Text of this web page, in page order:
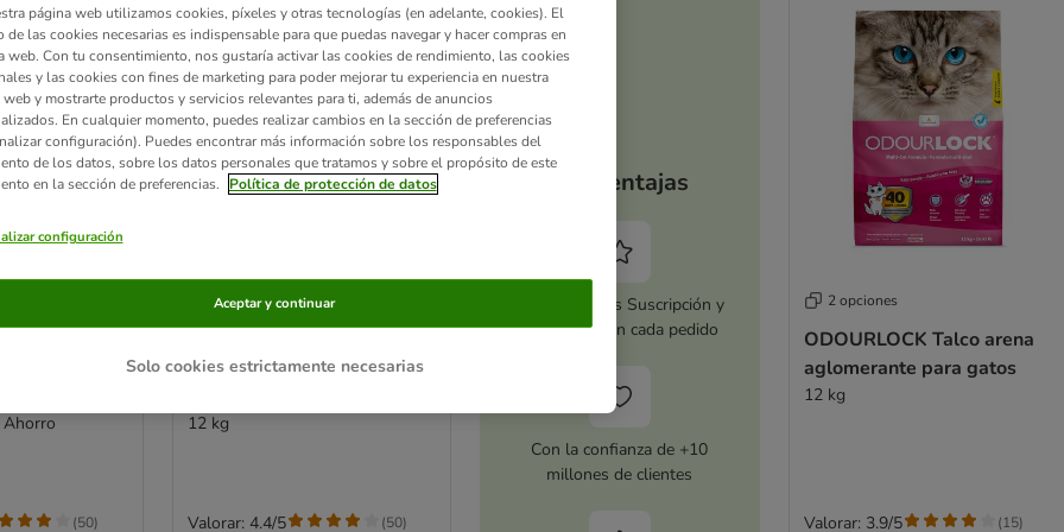
perfume
para
(50)
2 opciones
arena aglomerante para
12 kg
Valorar: 4.4/5 (50)
Tus ventajas
Activa zooplus Suscripción y
ahorra 5 % en cada pedido
Con la confianza de +10
millones de clientes
2 opciones
ODOURLOCK Talco arena
aglomerante para gatos
12 kg
Valorar: 3.9/5 (15)
página web utilizamos cookies, píxeles y otras tecnologías (en adelante, cookies). El
de las cookies necesarias es indispensable para que puedas navegar y hacer compras en
web. Con tu consentimiento, nos gustaría activar las cookies de rendimiento, las cookies
y las cookies con fines de marketing para poder mejorar tu experiencia en nuestra
web y mostrarte productos y servicios relevantes para ti, además de anuncios
En cualquier momento, puedes realizar cambios en la sección de preferencias
configuración). Puedes encontrar más información sobre los responsables del
de los datos, sobre los datos personales que tratamos y sobre el propósito de este
en la sección de preferencias.
Política de protección de datos
configuración
Solo cookies estrictamente necesarias
Aceptar y continuar